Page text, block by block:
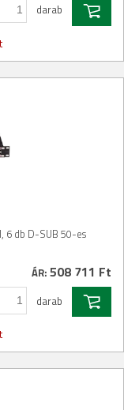
darab
6 db D-SUB 50-es
ÁR: 508 711 Ft
darab